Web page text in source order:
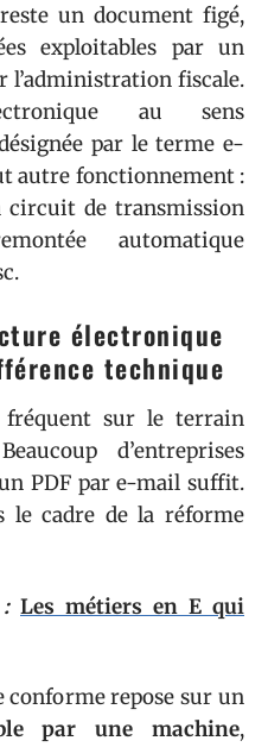
un document figé,
exploitables par un
l’administration fiscale.
au sens
par le terme e-
autre fonctionnement :
circuit de transmission
automatique
électronique
technique
sur le terrain
d’entreprises
PDF par e-mail suffit.
le cadre de la réforme
Les métiers en E qui
repose sur un
par une machine,